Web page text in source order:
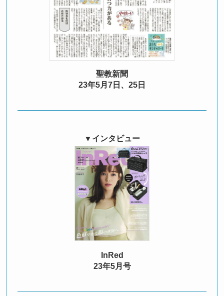
聖教新聞
23年5月7日、25日
▼インタビュー
InRed
23年5月号